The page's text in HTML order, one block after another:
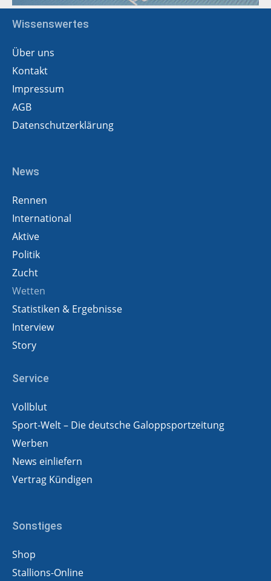
Wissenswertes
Über uns
Kontakt
Impressum
AGB
Datenschutzerklärung
News
Rennen
International
Aktive
Politik
Zucht
Wetten
Statistiken & Ergebnisse
Interview
Story
Service
Vollblut
Sport-Welt – Die deutsche Galoppsportzeitung
Werben
News einliefern
Vertrag Kündigen
Sonstiges
Shop
Stallions-Online